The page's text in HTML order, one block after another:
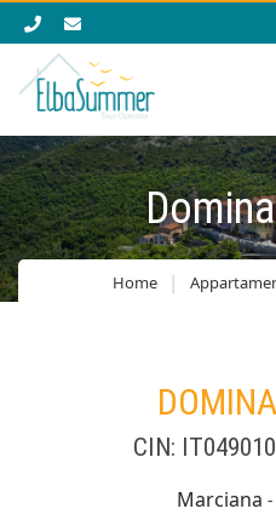
Home
CIN:
Marciana